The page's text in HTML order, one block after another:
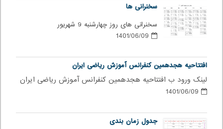
سخنرانی ها
سخنرانی های روز چهارشنبه 9 شهریور
افتتاحیه هجدهمین کنفرانس آموزش ریاضی ایران
لینک ورود ب افتتاحیه هجدهمین کنفرانس آموزش ریاضی ایران
جدول زمان بندی